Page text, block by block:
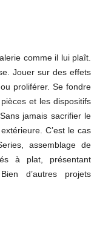
comme il lui plaît.
Jouer sur des effets
proliférer. Se fondre
et les dispositifs
jamais sacrifier le
C’est le cas
assemblage de
à plat, présentant
d’autres projets